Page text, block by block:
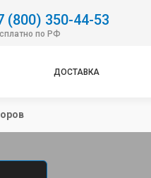
(800) 350-44-53
по РФ
ДОСТАВКА